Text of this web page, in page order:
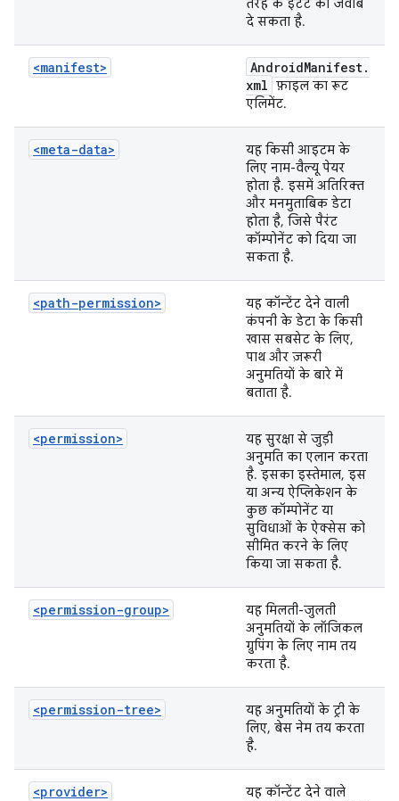
तरह के इंटेंट का जवाब
दे सकता है.
<manifest> AndroidManifest.
xml फ़ाइल का रूट
एलिमेंट.
<meta-data>
यह किसी आइटम के
लिए नाम-वैल्यू पेयर
होता है. इसमें अतिरिक्त
और मनमुताबिक डेटा
होता है, जिसे पैरंट
कॉम्पोनेंट को दिया जा
सकता है.
<path-permission>
यह कॉन्टेंट देने वाली
कंपनी के डेटा के किसी
खास सबसेट के लिए,
पाथ और ज़रूरी
अनुमतियों के बारे में
बताता है.
<permission>
यह सुरक्षा से जुड़ी
अनुमति का एलान करता
है. इसका इस्तेमाल, इस
या अन्य ऐप्लिकेशन के
कुछ कॉम्पोनेंट या
सुविधाओं के ऐक्सेस को
सीमित करने के लिए
किया जा सकता है.
<permission-group>
यह मिलती-जुलती
अनुमतियों के लॉजिकल
ग्रुपिंग के लिए नाम तय
करता है.
<permission-tree>
यह अनुमतियों के ट्री के
लिए, बेस नेम तय करता
है.
<provider>
यह कॉन्टेंट देने वाले